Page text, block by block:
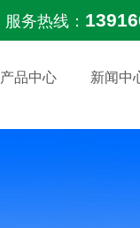
服务热线：
产品中心 新闻中